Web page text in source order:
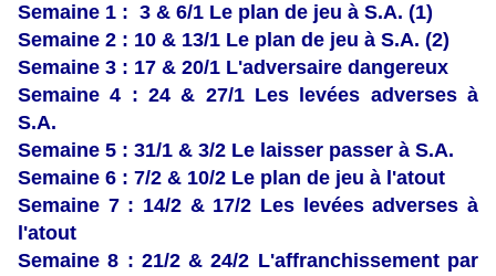
Semaine 1 : 3 & 6/1 Le plan de jeu à S.A. (1)
Semaine 2 : 10 & 13/1 Le plan de jeu à S.A. (2)
Semaine 3 : 17 & 20/1 L'adversaire dangereux
Semaine 4 : 24 & 27/1 Les levées adverses à
S.A.
Semaine 5 : 31/1 & 3/2 Le laisser passer à S.A.
Semaine 6 : 7/2 & 10/2 Le plan de jeu à l'atout
Semaine 7 : 14/2 & 17/2 Les levées adverses à
l'atout
Semaine 8 : 21/2 & 24/2 L'affranchissement par